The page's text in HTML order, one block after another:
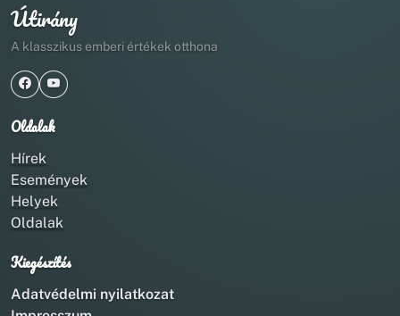
Útirány
A klasszikus emberi értékek otthona
Oldalak
Hírek
Események
Helyek
Oldalak
Kiegészítés
Adatvédelmi nyilatkozat